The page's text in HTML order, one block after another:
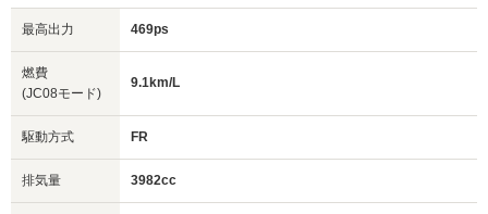
最高出力 469ps
燃費
(JC08モード)
9.1km/L
駆動方式 FR
排気量 3982cc